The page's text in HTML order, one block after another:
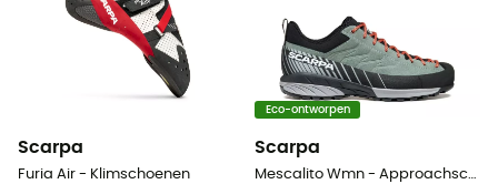
Scarpa
Furia Air - Klimschoenen
Eco-ontworpen
Scarpa
Mescalito Wmn - Approachschoenen - Dames